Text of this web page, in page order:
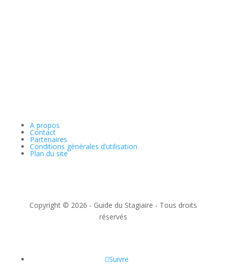
A propos
Contact
Partenaires
Conditions générales d’utilisation
Plan du site
Copyright © 2026 - Guide du Stagiaire - Tous droits
réservés
Suivre